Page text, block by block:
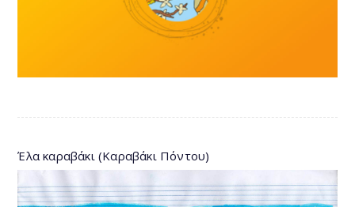
Έλα καραβάκι (Καραβάκι Πόντου)